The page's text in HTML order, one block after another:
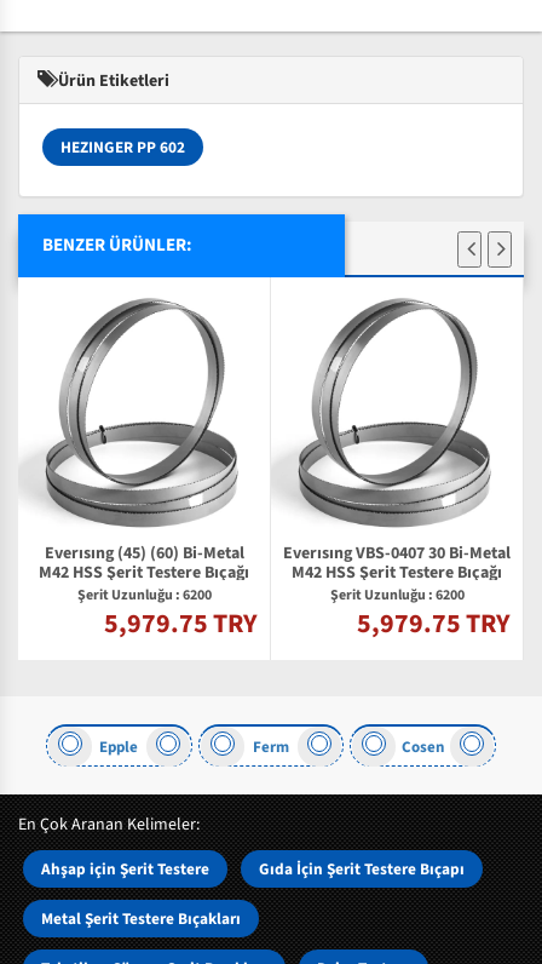
Ürün Etiketleri
HEZINGER PP 602
BENZER ÜRÜNLER:
Everısıng (45) (60) Bi-Metal
M42 HSS Şerit Testere Bıçağı
Şerit Uzunluğu : 6200
5,979.75 TRY
Everısıng VBS-0407 30 Bi-Metal
M42 HSS Şerit Testere Bıçağı
Şerit Uzunluğu : 6200
5,979.75 TRY
Epple Ferm Cosen
En Çok Aranan Kelimeler:
Ahşap için Şerit Testere Gıda İçin Şerit Testere Bıçapı
Metal Şerit Testere Bıçakları